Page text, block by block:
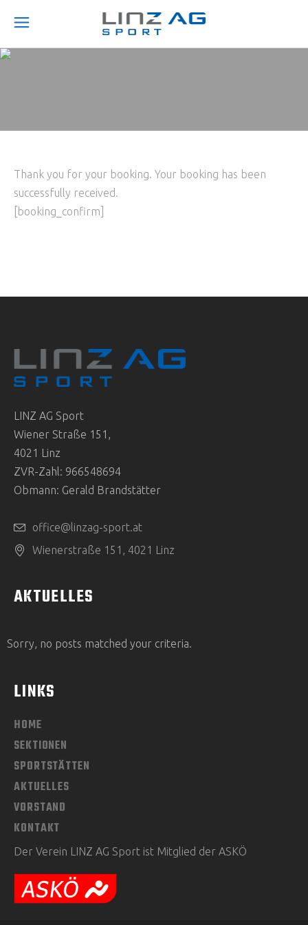
Thank you for your booking. Your booking has been
successfully received.
[booking_confirm]
LINZ AG Sport
Wiener Straße 151,
4021 Linz
ZVR-Zahl: 966548694
Obmann: Gerald Brandstätter
office@linzag-sport.at
Wienerstraße 151, 4021 Linz
AKTUELLES
Sorry, no posts matched your criteria.
LINKS
HOME
SEKTIONEN
SPORTSTÄTTEN
AKTUELLES
VORSTAND
KONTAKT
Der Verein LINZ AG Sport ist Mitglied der ASKÖ